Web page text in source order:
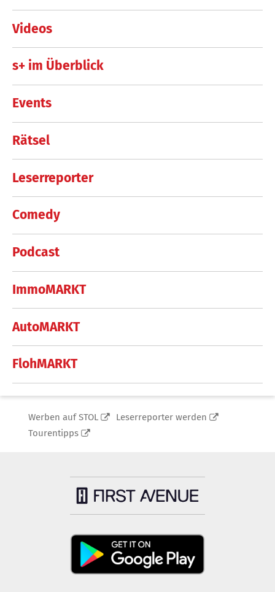
Videos
s+ im Überblick
Events
Rätsel
Leserreporter
Comedy
Podcast
ImmoMARKT
AutoMARKT
FlohMARKT
Werben auf STOL
Leserreporter werden
Tourentipps